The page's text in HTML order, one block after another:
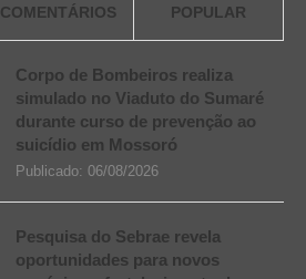
COMENTÁRIOS POPULAR
Corpo de Bombeiros realiza
simulado no Viaduto do Sumaré
durante curso de prevenção ao
suicídio em Mossoró
Publicado: 06/08/2026
Pesquisa do Sebrae revela
oportunidades para novos